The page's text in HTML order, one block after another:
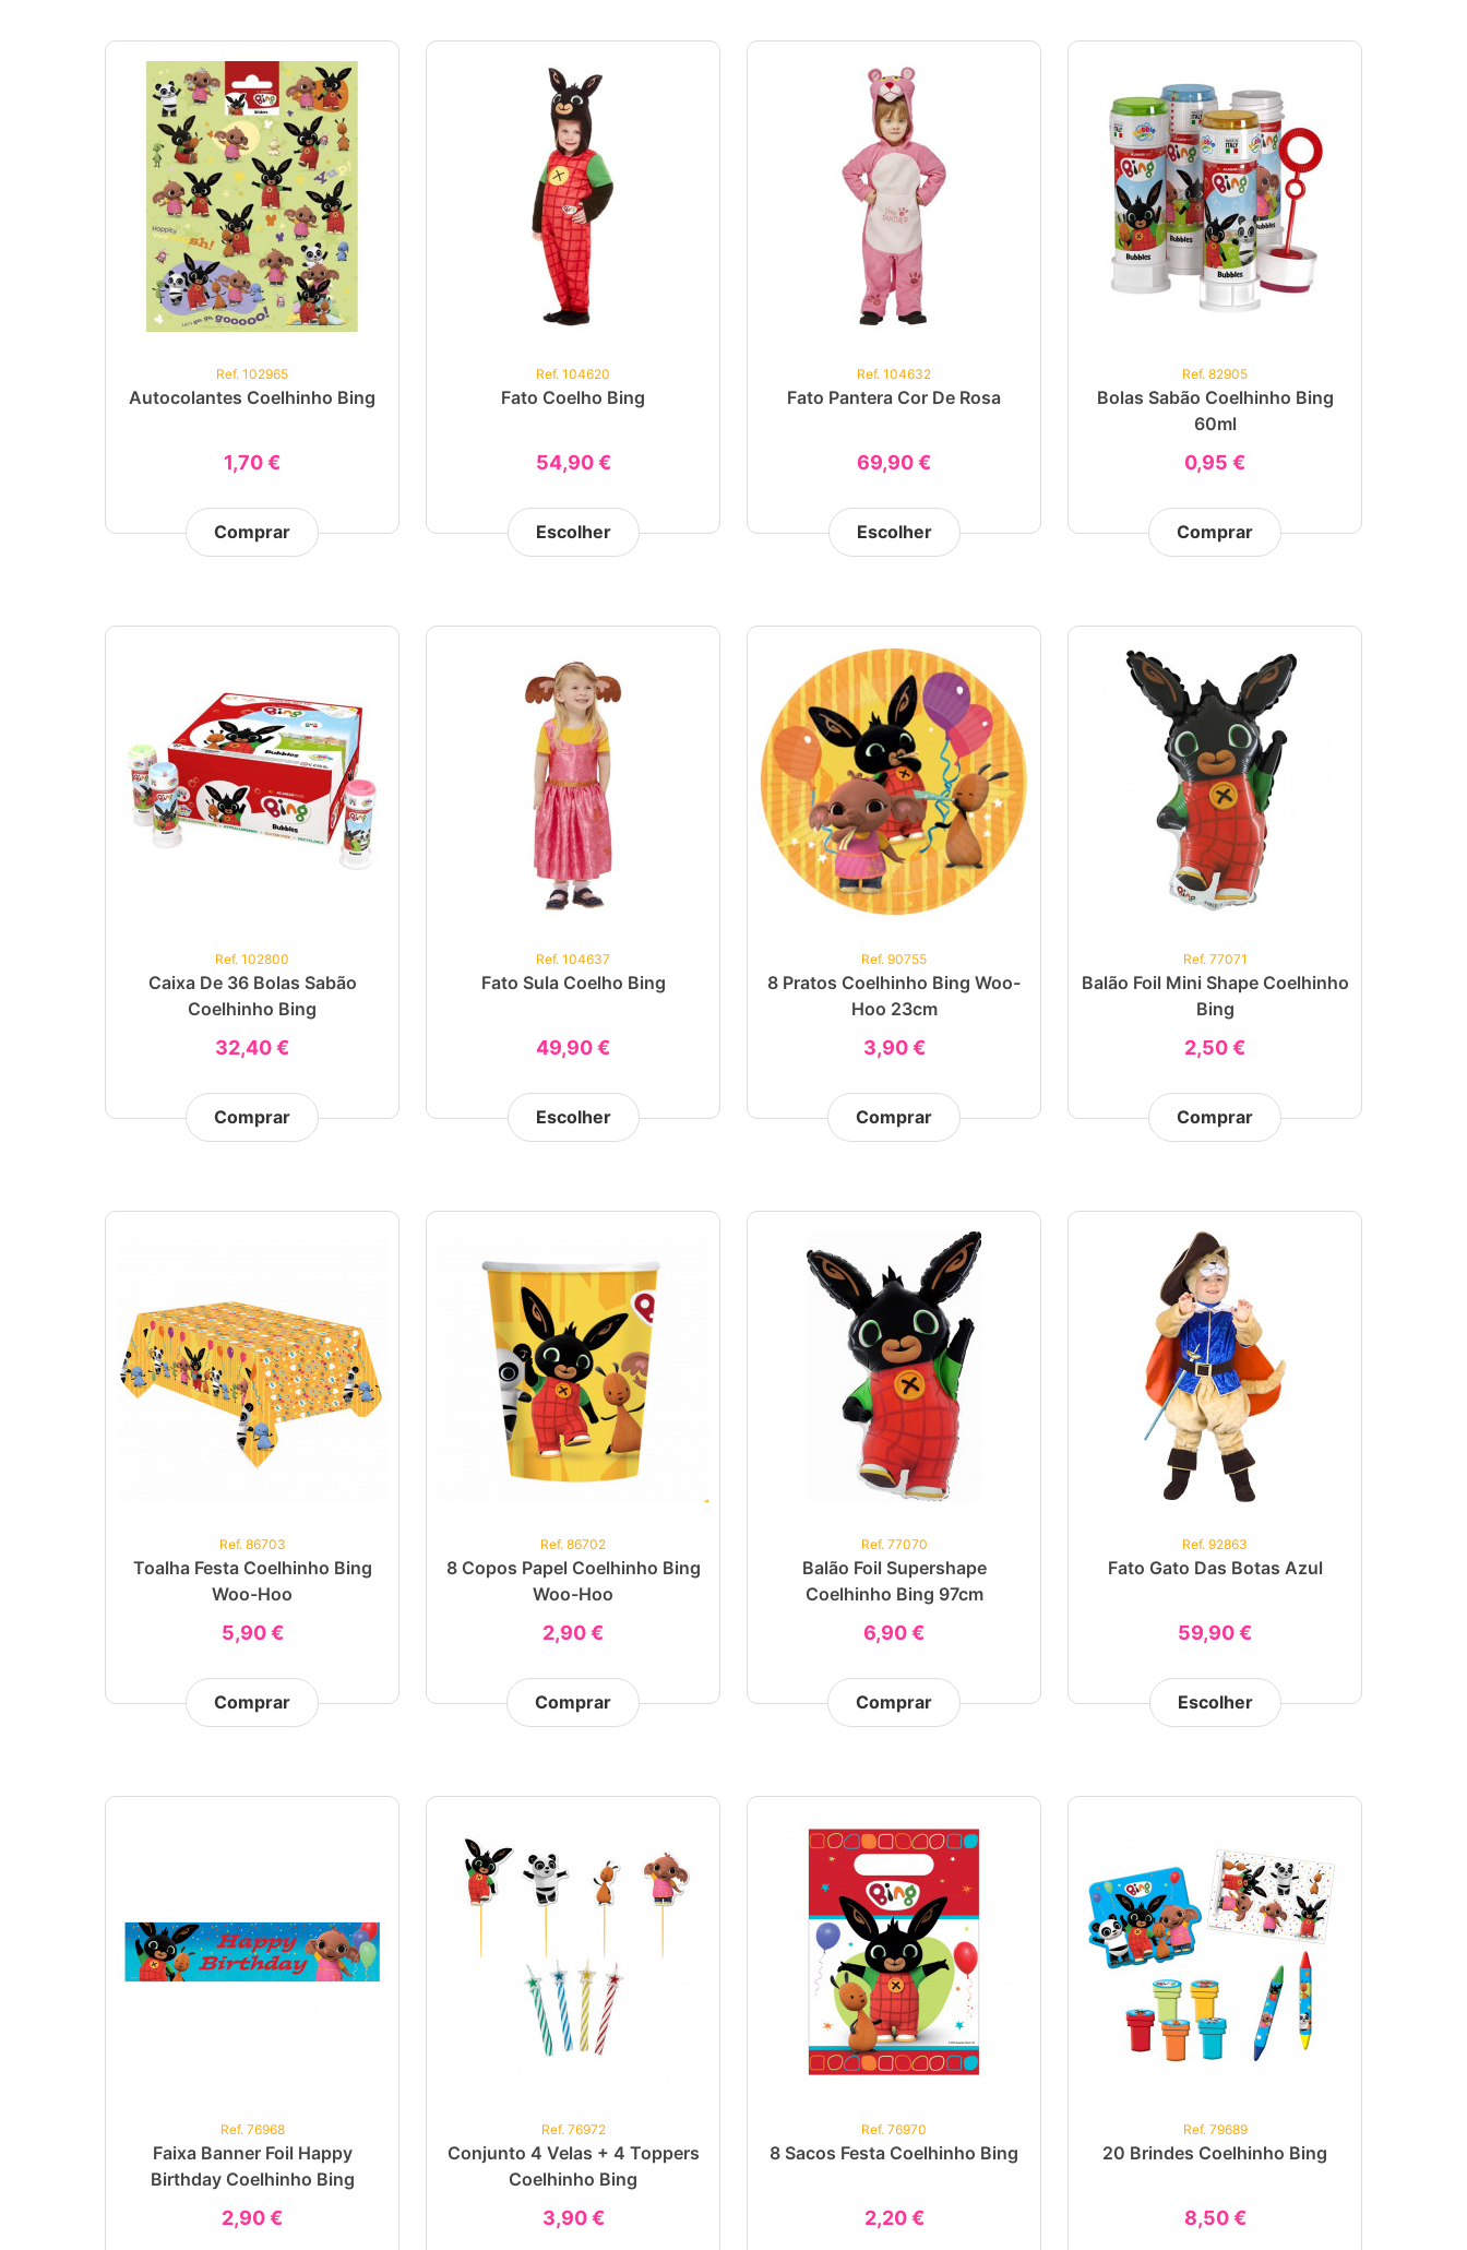
Ref. 102965
Autocolantes Coelhinho Bing
1,70 €
Comprar
Ref. 104620
Fato Coelho Bing
54,90 €
Escolher
Ref. 104632
Fato Pantera Cor De Rosa
69,90 €
Escolher
Ref. 82905
Bolas Sabão Coelhinho Bing
60ml
0,95 €
Comprar
Ref. 102800
Caixa De 36 Bolas Sabão
Coelhinho Bing
32,40 €
Comprar
Ref. 104637
Fato Sula Coelho Bing
49,90 €
Escolher
Ref. 90755
8 Pratos Coelhinho Bing Woo-
Hoo 23cm
3,90 €
Comprar
Ref. 77071
Balão Foil Mini Shape Coelhinho
Bing
2,50 €
Comprar
Ref. 86703
Toalha Festa Coelhinho Bing
Woo-Hoo
5,90 €
Comprar
Ref. 86702
8 Copos Papel Coelhinho Bing
Woo-Hoo
2,90 €
Comprar
Ref. 77070
Balão Foil Supershape
Coelhinho Bing 97cm
6,90 €
Comprar
Ref. 92863
Fato Gato Das Botas Azul
59,90 €
Escolher
Ref. 76968
Faixa Banner Foil Happy
Birthday Coelhinho Bing
2,90 €
Ref. 76972
Conjunto 4 Velas + 4 Toppers
Coelhinho Bing
3,90 €
Ref. 76970
8 Sacos Festa Coelhinho Bing
2,20 €
Ref. 79689
20 Brindes Coelhinho Bing
8,50 €